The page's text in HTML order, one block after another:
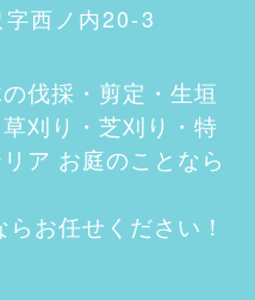
西ノ内20-3
伐採・剪定・生垣
刈り・芝刈り・特
ア お庭のことなら
お任せください！